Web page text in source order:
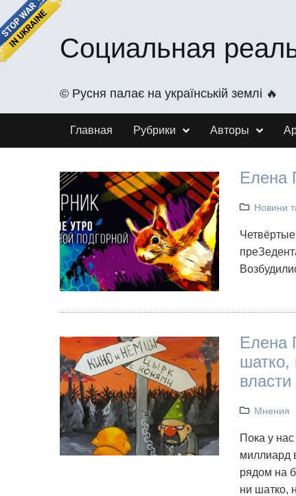
Социальная
©️ Русня палає на українській землі 🔥
Главная Рубрики Авторы
Елена
Новини
Елена
шатко,
власти
Мнения
Пока у
миллиард
рядом на
ни шатко,